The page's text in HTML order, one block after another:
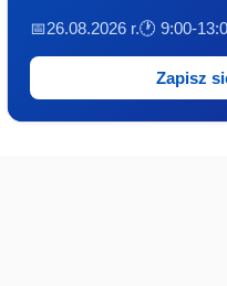
📅26.08.2026 r.🕐 9:00-
Zapisz